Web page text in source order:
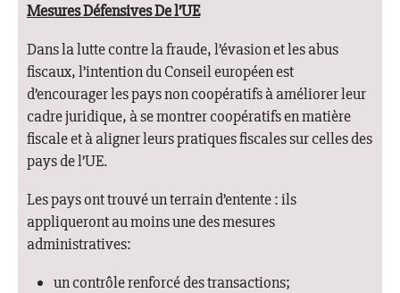
Mesures Défensives De l’UE
Dans la lutte contre la fraude, l’évasion et les abus
fiscaux, l’intention du Conseil européen est
d’encourager les pays non coopératifs à améliorer leur
cadre juridique, à se montrer coopératifs en matière
fiscale et à aligner leurs pratiques fiscales sur celles des
pays de l’UE.
Les pays ont trouvé un terrain d’entente : ils
appliqueront au moins une des mesures
administratives:
un contrôle renforcé des transactions;